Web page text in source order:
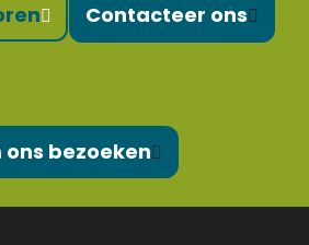
Contacteer ons
ons bezoeken